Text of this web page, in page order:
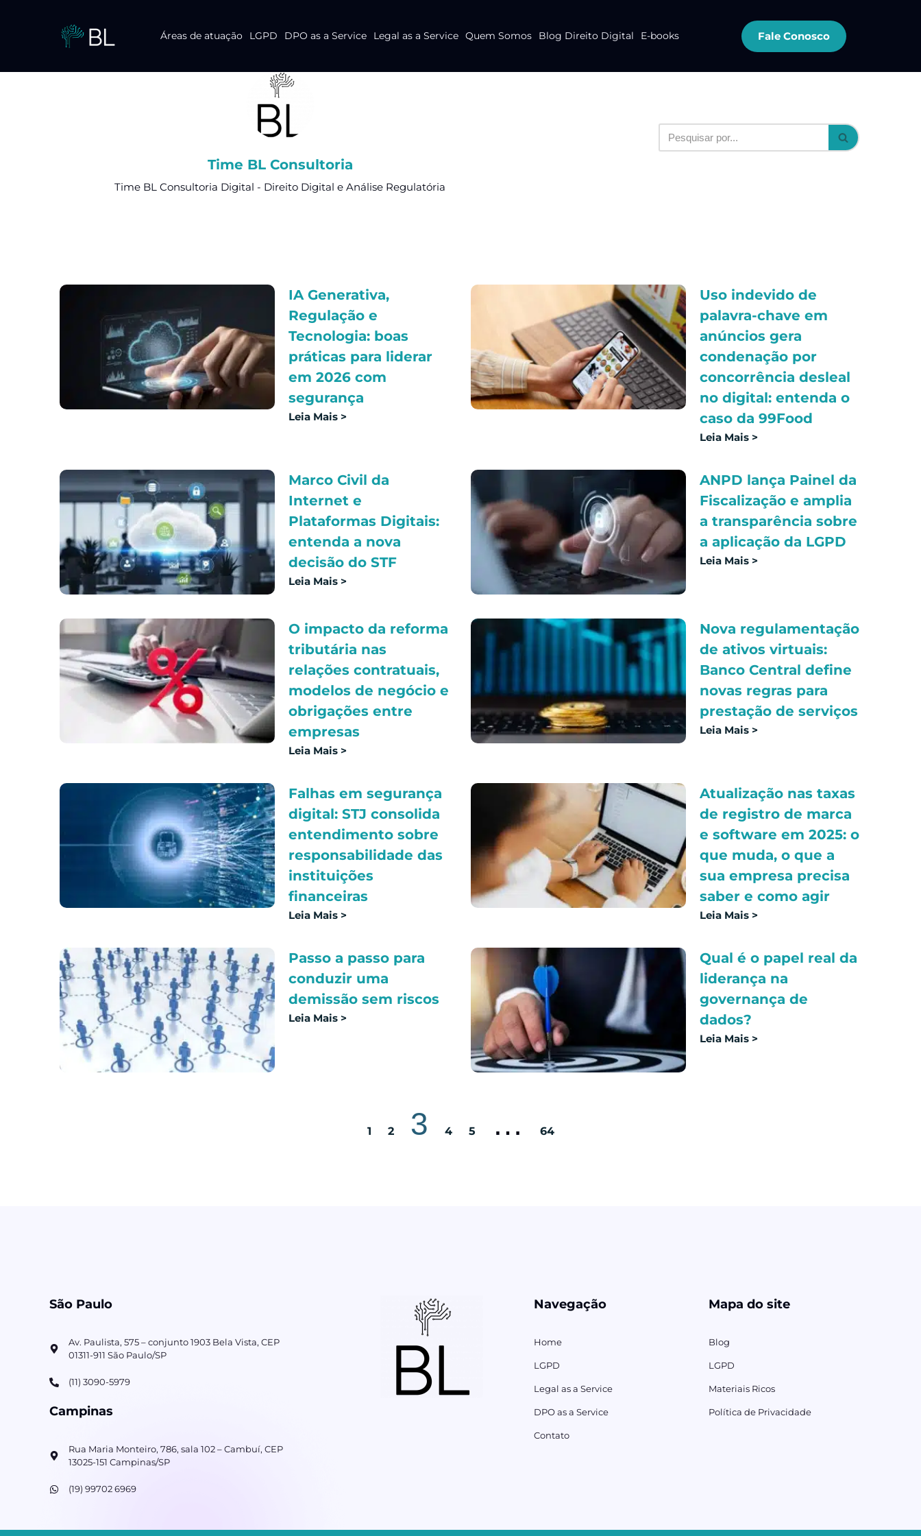
o
Áreas de atuação LGPD DPO as a Service Legal as a Service Quem Somos Blog Direito Digital E-books Fale Conosco
Time BL Consultoria
Time BL Consultoria Digital - Direito Digital e Análise Regulatória
IA Generativa,
Regulação e
Tecnologia: boas
práticas para liderar
em 2026 com
segurança
Leia Mais >
Uso indevido de
palavra-chave em
anúncios gera
condenação por
concorrência desleal
no digital: entenda o
caso da 99Food
Leia Mais >
Marco Civil da
Internet e
Plataformas Digitais:
entenda a nova
decisão do STF
Leia Mais >
ANPD lança Painel da
Fiscalização e amplia
a transparência sobre
a aplicação da LGPD
Leia Mais >
O impacto da reforma
tributária nas
relações contratuais,
modelos de negócio e
obrigações entre
empresas
Leia Mais >
Nova regulamentação
de ativos virtuais:
Banco Central define
novas regras para
prestação de serviços
Leia Mais >
Falhas em segurança
digital: STJ consolida
entendimento sobre
responsabilidade das
instituições
financeiras
Leia Mais >
Atualização nas taxas
de registro de marca
e software em 2025: o
que muda, o que a
sua empresa precisa
saber e como agir
Leia Mais >
Passo a passo para
conduzir uma
demissão sem riscos
Leia Mais >
Qual é o papel real da
liderança na
governança de
dados?
Leia Mais >
1 2 3 4 5 … 64
São Paulo
Av. Paulista, 575 – conjunto 1903 Bela Vista, CEP
01311-911 São Paulo/SP
(11) 3090-5979
Campinas
Rua Maria Monteiro, 786, sala 102 – Cambuí, CEP
13025-151 Campinas/SP
(19) 99702 6969
Navegação
Home
LGPD
Legal as a Service
DPO as a Service
Contato
Mapa do site
Blog
LGPD
Materiais Ricos
Política de Privacidade